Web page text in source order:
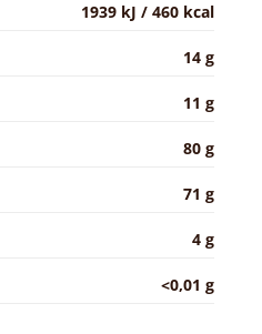
1939 kJ / 460 kcal
14 g
11 g
80 g
71 g
4 g
<0,01 g